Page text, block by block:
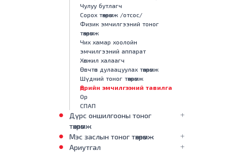
Чулуу бутлагч
Сорох төхөөрөмж /отсос/
Физик эмчилгээний тоног
төхөөрөмж
Чих хамар хоолойн
эмчилгээний аппарат
Хөнжил халаагч
Өвчтөн дулаацуулах төхөөрөмж
Шүдний тоног төхөөрөмж
Өдрийн эмчилгээний тавилга
Ор
СПАП
Дүрс оншилгооны тоног
төхөөрөмж
Мэс заслын тоног төхөөрөмж
Ариутгал